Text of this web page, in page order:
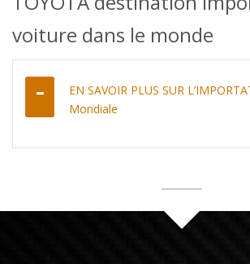
voiture dans le monde
EN SAVOIR PLUS SUR
Mondiale